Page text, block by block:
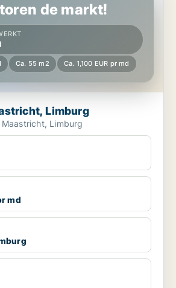
de markt!
Ca. 55 m2 Ca. 1,100 EUR pr md
Limburg
Limburg
md